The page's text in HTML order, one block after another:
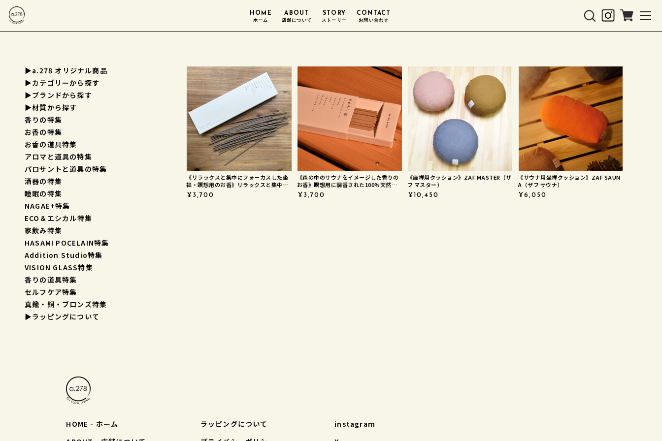
HOME
ホーム
ABOUT
店舗について
STORY
ストーリー
CONTACT
お問い合わせ
▶a.278 オリジナル商品
▶︎カテゴリーから探す
▶︎ブランドから探す
▶︎材質から探す
香りの特集
お香の特集
お香の道具特集
アロマと道具の特集
パロサントと道具の特集
酒器の特集
睡眠の特集
NAGAE+特集
ECO＆エシカル特集
家飲み特集
HASAMI POCELAIN特集
Addition Studio特集
VISION GLASS特集
香りの道具特集
セルフケア特集
真鍮・銅・ブロンズ特集
▶︎ラッピングについて
《リラックスと集中にフォーカスした坐
禅・瞑想用のお香》リラックスと集中を
コンセプトに調香された100%天然素材
のお線香 Emptiness | ZAF
¥3,700
《森の中のサウナをイメージした香りの
お香》瞑想用に調香された100%天然素
材のお線香 サウナ／森 | ZAF
¥3,700
《座禅用クッション》ZAF MASTER（ザ
フ マスター）
¥10,450
《サウナ用坐禅クッション》ZAF SAUN
A（ザフ サウナ）
¥6,050
HOME - ホーム
ラッピングについて
instagram